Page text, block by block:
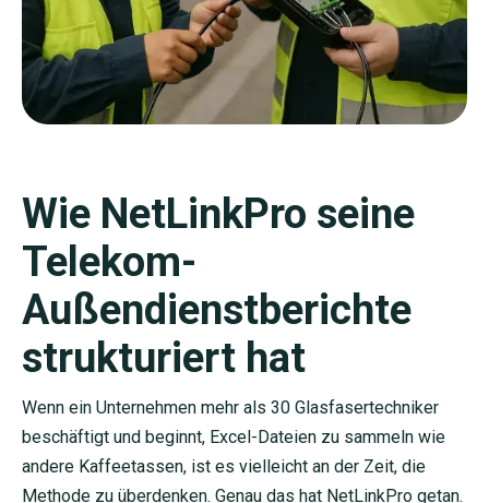
Wie NetLinkPro seine
Telekom-
Außendienstberichte
strukturiert hat
Wenn ein Unternehmen mehr als 30 Glasfasertechniker
beschäftigt und beginnt, Excel-Dateien zu sammeln wie
andere Kaffeetassen, ist es vielleicht an der Zeit, die
Methode zu überdenken. Genau das hat NetLinkPro getan.